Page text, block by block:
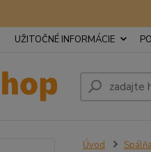
UŽITOČNÉ INFORMÁCIE
Úvod Spálňa